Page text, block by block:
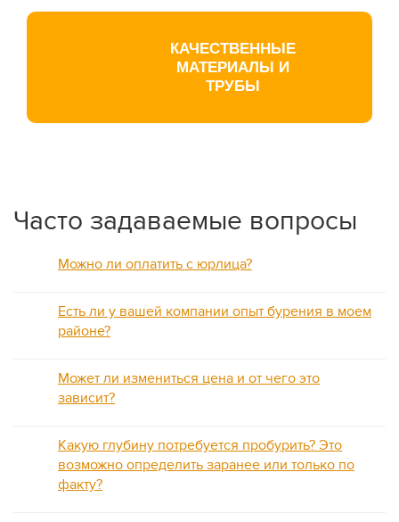
КАЧЕСТВЕННЫЕ
МАТЕРИАЛЫ И
ТРУБЫ
Часто задаваемые вопросы
Можно ли оплатить с юрлица?
Есть ли у вашей компании опыт бурения в моем
районе?
Может ли измениться цена и от чего это
зависит?
Какую глубину потребуется пробурить? Это
возможно определить заранее или только по
факту?